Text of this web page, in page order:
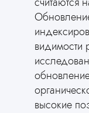
видимости
высокие